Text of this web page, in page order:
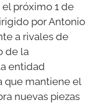
próximo 1 de
por Antonio
a rivales de
de la
entidad
que mantiene el
nuevas piezas